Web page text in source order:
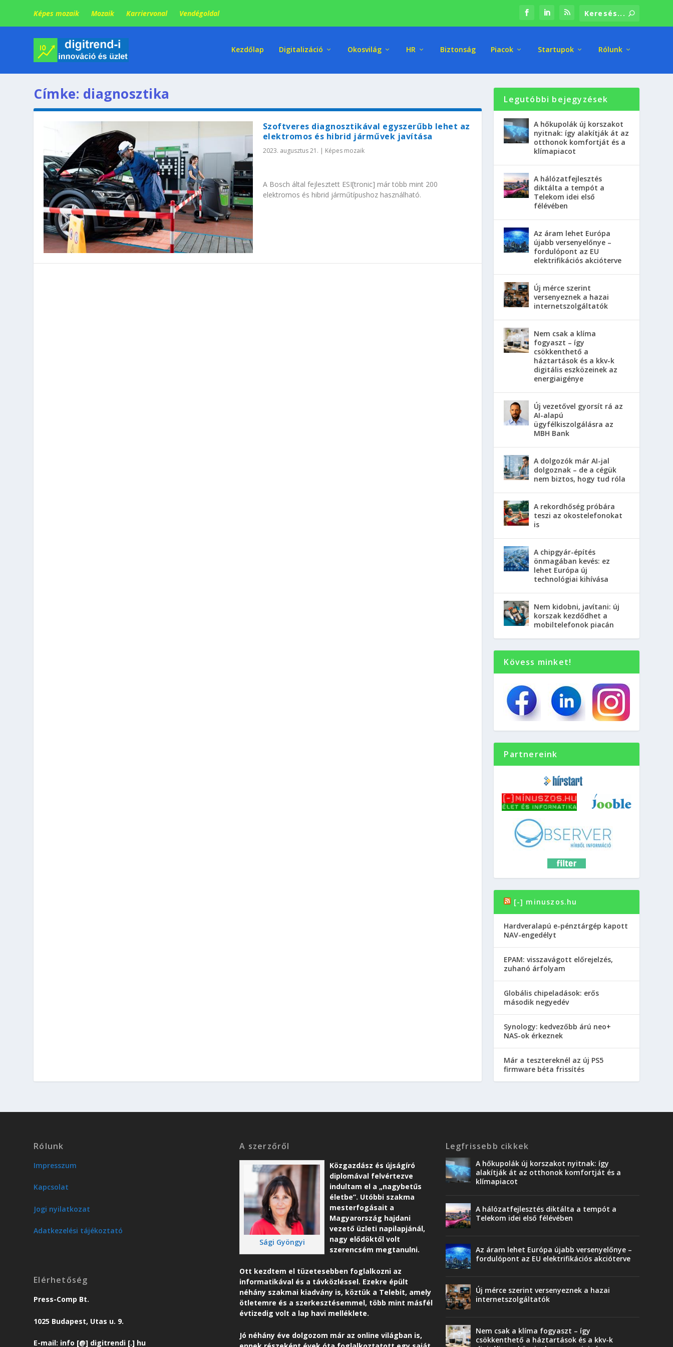
Képes mozaik Mozaik Karriervonal Vendégoldal
Kezdőlap Digitalizáció Okosvilág HR Biztonság Piacok Startupok Rólunk
Címke: diagnosztika
Szoftveres diagnosztikával egyszerűbb lehet az
elektromos és hibrid járművek javítása
2023. augusztus 21. | Képes mozaik
A Bosch által fejlesztett ESI[tronic] már több mint 200
elektromos és hibrid járműtípushoz használható.
Legutóbbi bejegyzések
A hőkupolák új korszakot
nyitnak: így alakítják át az
otthonok komfortját és a
klímapiacot
A hálózatfejlesztés
diktálta a tempót a
Telekom idei első
félévében
Az áram lehet Európa
újabb versenyelőnye –
fordulópont az EU
elektrifikációs akcióterve
Új mérce szerint
versenyeznek a hazai
internetszolgáltatók
Nem csak a klíma
fogyaszt – így
csökkenthető a
háztartások és a kkv-k
digitális eszközeinek az
energiaigénye
Új vezetővel gyorsít rá az
AI-alapú
ügyfélkiszolgálásra az
MBH Bank
A dolgozók már AI-jal
dolgoznak – de a cégük
nem biztos, hogy tud róla
A rekordhőség próbára
teszi az okostelefonokat
is
A chipgyár-építés
önmagában kevés: ez
lehet Európa új
technológiai kihívása
Nem kidobni, javítani: új
korszak kezdődhet a
mobiltelefonok piacán
Kövess minket!
Partnereink
[-] minuszos.hu
Hardveralapú e-pénztárgép kapott
NAV-engedélyt
EPAM: visszavágott előrejelzés,
zuhanó árfolyam
Globális chipeladások: erős
második negyedév
Synology: kedvezőbb árú neo+
NAS-ok érkeznek
Már a tesztereknél az új PS5
firmware béta frissítés
Rólunk
Impresszum
Kapcsolat
Jogi nyilatkozat
Adatkezelési tájékoztató
Elérhetőség
Press-Comp Bt.
1025 Budapest, Utas u. 9.
E-mail: info [@] digitrendi [.] hu
A szerzőről
Sági Gyöngyi
Közgazdász és újságíró
diplomával felvértezve
indultam el a „nagybetűs
életbe”. Utóbbi szakma
mesterfogásait a
Magyarország hajdani
vezető üzleti napilapjánál,
nagy elődöktől volt
szerencsém megtanulni.
Ott kezdtem el tüzetesebben foglalkozni az
informatikával és a távközléssel. Ezekre épült
néhány szakmai kiadvány is, köztük a Telebit, amely
ötletemre és a szerkesztésemmel, több mint másfél
évtizedig volt a lap havi melléklete.
Jó néhány éve dolgozom már az online világban is,
Legfrissebb cikkek
A hőkupolák új korszakot nyitnak: így
alakítják át az otthonok komfortját és a
klímapiacot
A hálózatfejlesztés diktálta a tempót a
Telekom idei első félévében
Az áram lehet Európa újabb versenyelőnye –
fordulópont az EU elektrifikációs akcióterve
Új mérce szerint versenyeznek a hazai
internetszolgáltatók
Nem csak a klíma fogyaszt – így
csökkenthető a háztartások és a kkv-k